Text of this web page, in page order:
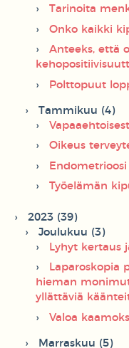
Tarinoita
Onko kaikki
Anteeks, että
Polttopuut
Tammikuu (4)
Oikeus
Työelämän
2023 (39)
Joulukuu (3)
Lyhyt kertaus
Laparoskopia
hieman
yllättäviä
Valoa
Marraskuu (5)